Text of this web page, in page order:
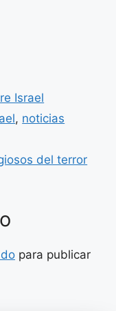
Israel
, noticias
del terror
para publicar